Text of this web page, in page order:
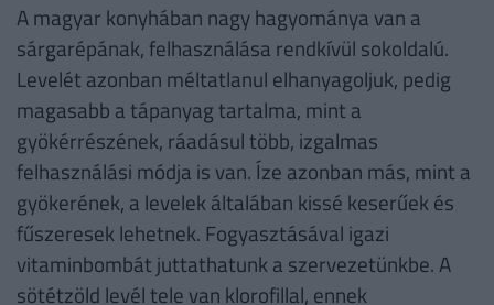
A magyar konyhában nagy hagyománya van a
sárgarépának, felhasználása rendkívül sokoldalú.
Levelét azonban méltatlanul elhanyagoljuk, pedig
magasabb a tápanyag tartalma, mint a
gyökérrészének, ráadásul több, izgalmas
felhasználási módja is van. Íze azonban más, mint a
gyökerének, a levelek általában kissé keserűek és
fűszeresek lehetnek. Fogyasztásával igazi
vitaminbombát juttathatunk a szervezetünkbe. A
sötétzöld levél tele van klorofillal, ennek